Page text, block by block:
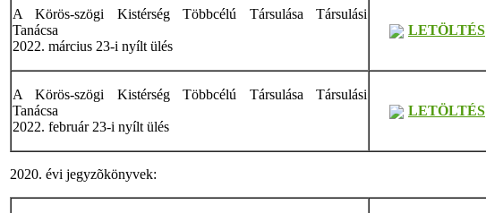
A Körös-szögi Kistérség Többcélú Társulása Társulási
Tanácsa
2022. március 23-i nyílt ülés
LETÖLTÉS
A Körös-szögi Kistérség Többcélú Társulása Társulási
Tanácsa
2022. február 23-i nyílt ülés
LETÖLTÉS
2020. évi jegyzõkönyvek: